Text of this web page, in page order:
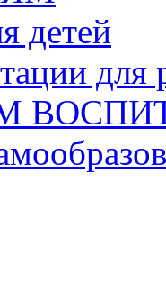
детей
для